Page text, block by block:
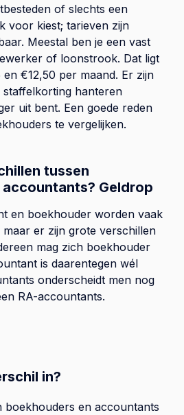
of slechts een
voor kiest; tarieven zijn
Meestal ben je een vast
of loonstrook. Dat ligt
€12,50 per maand. Er zijn
hanteren
uit bent. Een goede reden
te vergelijken.
tussen
Geldrop
en boekhouder worden vaak
er zijn grote verschillen
mag zich boekhouder
is daarentegen wél
onderscheidt men nog
RA-accountants.
in?
boekhouders en accountants